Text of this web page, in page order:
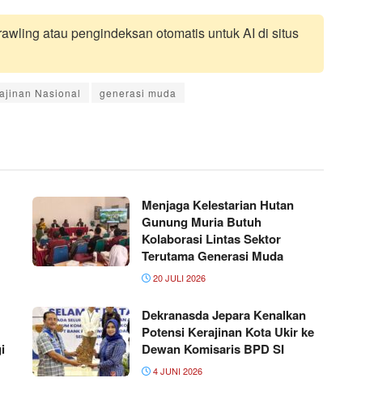
atau pengindeksan otomatis untuk AI di situs
Nasional
generasi muda
Menjaga Kelestarian Hutan
Gunung Muria Butuh
Kolaborasi Lintas Sektor
Terutama Generasi Muda
20 JULI 2026
Dekranasda Jepara Kenalkan
Potensi Kerajinan Kota Ukir ke
Dewan Komisaris BPD SI
4 JUNI 2026